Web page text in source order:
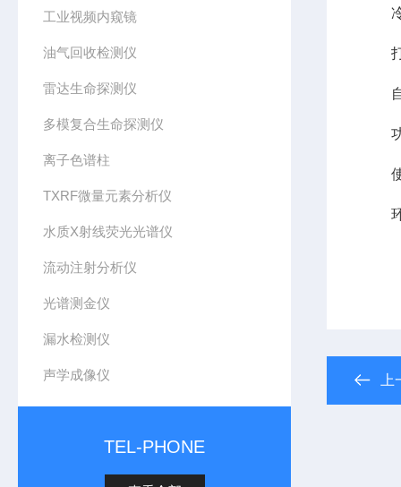
工业视频内窥镜
油气回收检测仪
雷达生命探测仪
多模复合生命探测仪
离子色谱柱
TXRF微量元素分析仪
水质X射线荧光光谱仪
流动注射分析仪
光谱测金仪
漏水检测仪
声学成像仪
TEL-PHONE
冷
打
自
功
使
环